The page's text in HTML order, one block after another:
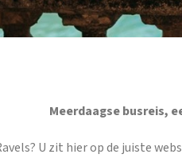
Meerdaagse busreis,
? U zit hier op de juiste